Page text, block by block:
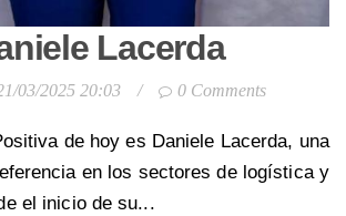
Lacerda
03/2025 20:03 / 0 Comments
de hoy es Daniele Lacerda, una
en los sectores de logística y
el inicio de su...